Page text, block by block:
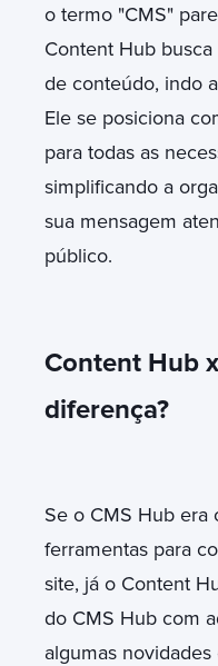
o termo "CMS"
Content Hub
de conteúdo, indo
Ele se posiciona
para todas as
simplificando a
sua mensagem
público.
Content Hub
diferença?
Se o CMS Hub era
ferramentas para
site, já o Content
do CMS Hub com
algumas novidades